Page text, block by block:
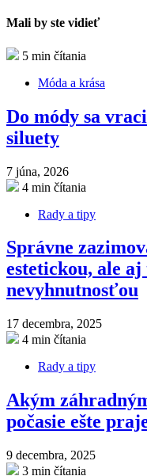
Mali by ste vidieť
5 min čítania
Móda a krása
Do módy sa
siluety
7 júna, 2026
4 min čítania
Rady a tipy
Správne
estetickou, ale
nevyhnutnosťou
17 decembra, 2025
4 min čítania
Rady a tipy
Akým
počasie ešte
9 decembra, 2025
3 min čítania